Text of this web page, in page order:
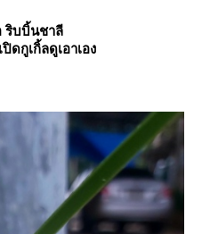
ริบบิ้นชาลี
ดกูเกิ้ลดูเอาเอง